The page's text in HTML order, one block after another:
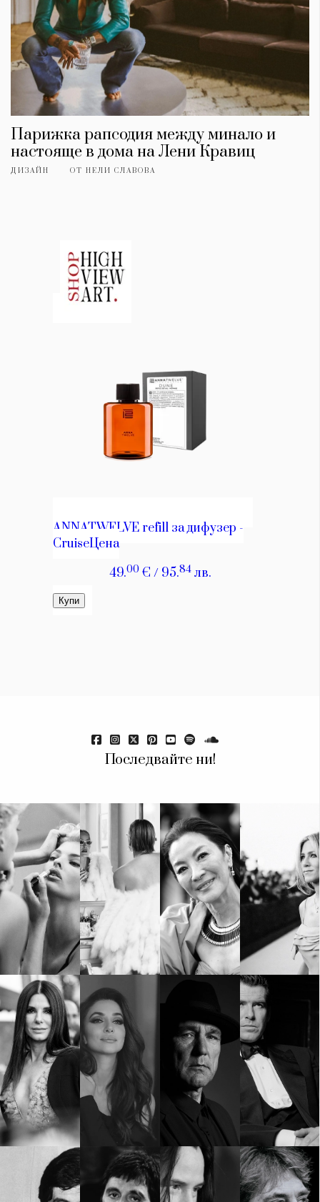
Парижка рапсодия между минало и
настояще в дома на Лени Кравиц
ДИЗАЙН ОТ НЕЛИ СЛАВОВА
Последвайте ни!
Wine&Dine
Подкасти
Мода
Dialogue
Изкуство
Красота
Цветно
Гурме
Пътувай
Wellness
Условия за
ползване
За нас
Реклама
Политика за
поверителност
ModerenDom
СЛЕДВАЙТЕ НИ
Facebook Instagram
Pinterest
YouTube
Spotify Soundcloud
Ако нашият сайт ви харесва, можете да се абонирате за
седмичния ни нюзлетър тук:
© 2026, HighViewArt | Всички права запазени